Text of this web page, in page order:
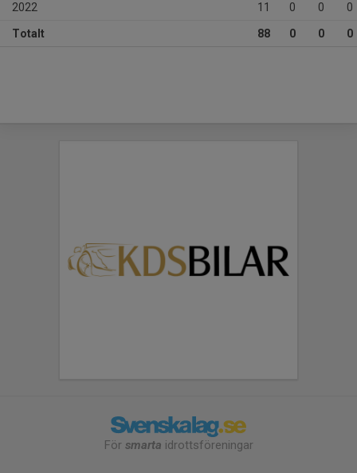
2022 11 0 0 0
Totalt 88 0 0 0
För smarta idrottsföreningar